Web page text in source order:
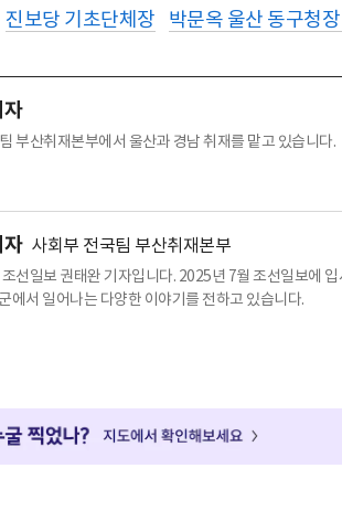
진보당 기초단체장 박문옥 울산 동구청
부산취재본부에서 울산과 경남 취재를 맡고 있습니다.
사회부 전국팀 부산취재본부
선일보 권태완 기자입니다. 2025년 7월 조선일보에
에서 일어나는 다양한 이야기를 전하고 있습니다.